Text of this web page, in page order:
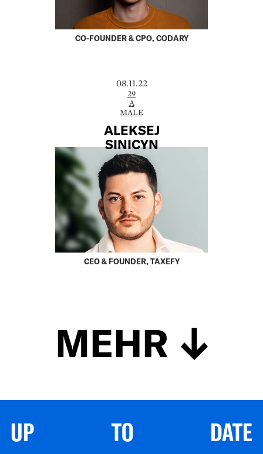
CO-FOUNDER & CPO, CODARY
08.11.22
29
A
MALE
ALEKSEJ
SINICYN
CEO & FOUNDER, TAXEFY
MEHR
UP TO DATE